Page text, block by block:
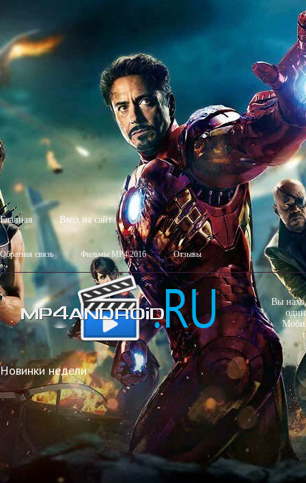
Главная Вход на сайт
Обратная связь Фильмы MP4 2016 Отзывы
Вы
Новинки недели